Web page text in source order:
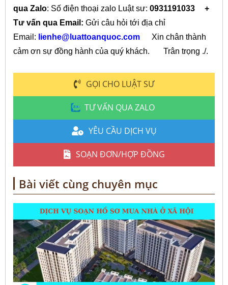
qua Zalo: Số điện thoại zalo Luật sư: 0931191033
+
Tư vấn qua Email: Gửi câu hỏi tới địa chỉ
Email: lienhe@luattoanquoc.com
Xin chân thành
cảm ơn sự đồng hành của quý khách.
Trân trọng ./.
GỌI CHO LUẬT SƯ
TƯ VẤN QUA ZALO
YÊU CẦU DỊCH VỤ
SOẠN ĐƠN/HỢP ĐỒNG
Bài viết cùng chuyên mục